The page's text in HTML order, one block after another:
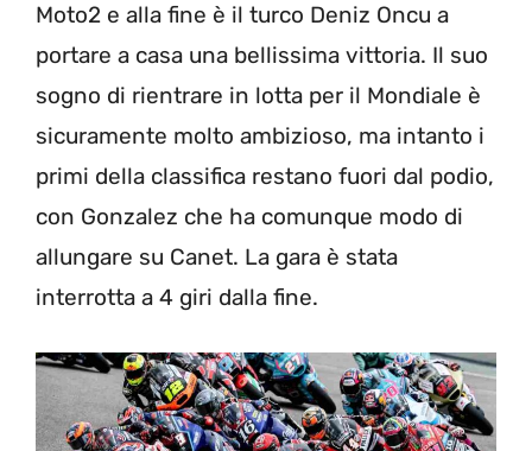
Moto2 e alla fine è il turco Deniz Oncu a
portare a casa una bellissima vittoria. Il suo
sogno di rientrare in lotta per il Mondiale è
sicuramente molto ambizioso, ma intanto i
primi della classifica restano fuori dal podio,
con Gonzalez che ha comunque modo di
allungare su Canet. La gara è stata
interrotta a 4 giri dalla fine.